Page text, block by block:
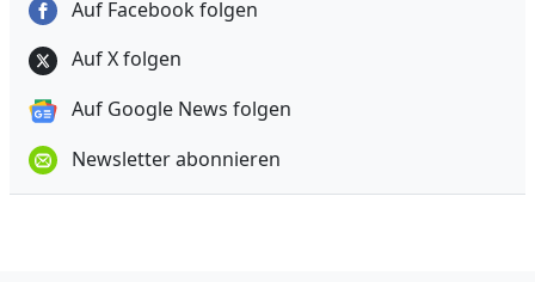
Auf Facebook folgen
Auf X folgen
Auf Google News folgen
Newsletter abonnieren